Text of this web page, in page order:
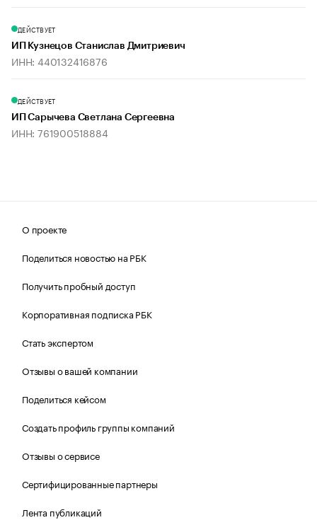
ДЕЙСТВУЕТ
ИП Кузнецов Станислав Дмитриевич
ИНН: 440132416876
ДЕЙСТВУЕТ
ИП Сарычева Светлана Сергеевна
ИНН: 761900518884
О проекте
Поделиться новостью на РБК
Получить пробный доступ
Корпоративная подписка РБК
Стать экспертом
Отзывы о вашей компании
Поделиться кейсом
Создать профиль группы компаний
Отзывы о сервисе
Сертифицированные партнеры
Лента публикаций